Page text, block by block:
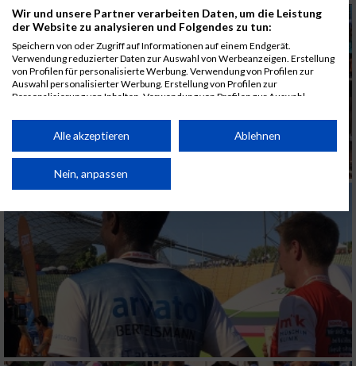
Wir und unsere Partner verarbeiten Daten, um die Leistung
der Website zu analysieren und Folgendes zu tun:
Speichern von oder Zugriff auf Informationen auf einem Endgerät.
Verwendung reduzierter Daten zur Auswahl von Werbeanzeigen. Erstellung
von Profilen für personalisierte Werbung. Verwendung von Profilen zur
Auswahl personalisierter Werbung. Erstellung von Profilen zur
Personalisierung von Inhalten. Verwendung von Profilen zur Auswahl
Performance von Inhalten. Analyse von Zielgruppen durch Statistiken oder
Kombinationen von Daten aus verschiedenen Quellen. Entwicklung und
von Inhalten.
Daten können außerhalb der Europäischen Union weitergegeben und in die
Website/App.
Partnerliste anzeigen (1 IAB-Anbieter)
Wir nutzen Ihre Daten für folgende Zwecke:
IAB-Verarbeitungszwecke:
Speichern von oder Zugriff auf Informationen
auf einem Endgerät
Alle akzeptieren Ablehnen
Nein, anpassen